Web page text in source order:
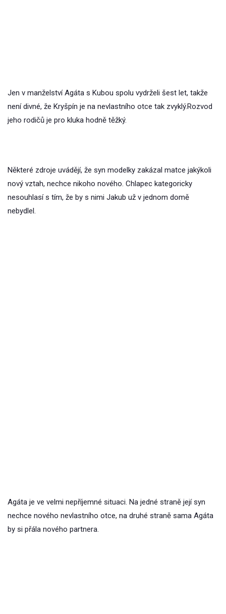
Jen v manželství Agáta s Kubou spolu vydrželi šest let, takže
není divné, že Kryšpín je na nevlastního otce tak zvyklý.Rozvod
jeho rodičů je pro kluka hodně těžký.
Některé zdroje uvádějí, že syn modelky zakázal matce jakýkoli
nový vztah, nechce nikoho nového. Chlapec kategoricky
nesouhlasí s tím, že by s nimi Jakub už v jednom domě
nebydlel.
Agáta je ve velmi nepříjemné situaci. Na jedné straně její syn
nechce nového nevlastního otce, na druhé straně sama Agáta
by si přála nového partnera.